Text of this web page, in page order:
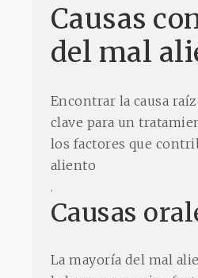
Causas
del mal
Encontrar la causa
clave para un
los factores que
aliento
.
Causas
La mayoría del mal